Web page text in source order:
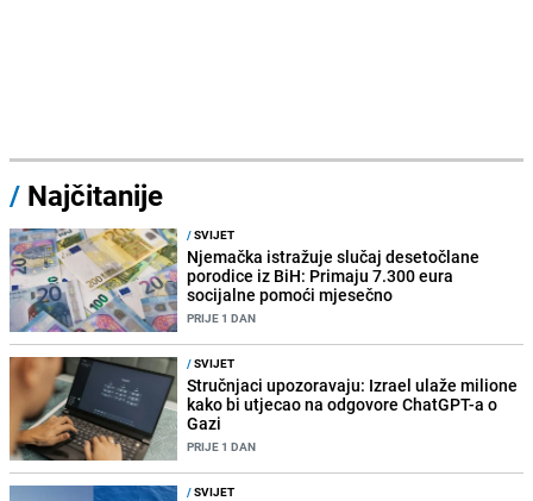
/ Najčitanije
/SVIJET
Njemačka istražuje slučaj desetočlane
porodice iz BiH: Primaju 7.300 eura
socijalne pomoći mjesečno
PRIJE 1 DAN
/SVIJET
Stručnjaci upozoravaju: Izrael ulaže milione
kako bi utjecao na odgovore ChatGPT-a o
Gazi
PRIJE 1 DAN
/SVIJET